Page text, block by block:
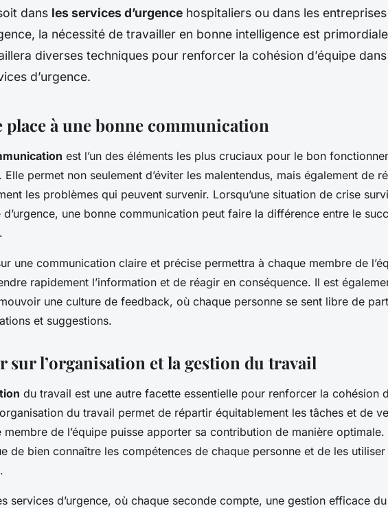
dans les services d’urgence hospitaliers ou dans les
la nécessité de travailler en bonne intelligence est
diverses techniques pour renforcer la cohésion d’équipe
d’urgence.
place à une bonne communication
est l’un des éléments les plus cruciaux pour le bon
Elle permet non seulement d’éviter les malentendus, mais également de
les problèmes qui peuvent survenir. Lorsqu’une situation de crise
d’urgence, une bonne communication peut faire la différence entre le
une communication claire et précise permettra à chaque membre de
rapidement l’information et de réagir en conséquence. Il est
une culture de feedback, où chaque personne se sent libre de
et suggestions.
sur l’organisation et la gestion du travail
du travail est une autre facette essentielle pour renforcer la cohésion
du travail permet de répartir équitablement les tâches et de
membre de l’équipe puisse apporter sa contribution de manière optimale.
de bien connaître les compétences de chaque personne et de les
services d’urgence, où chaque seconde compte, une gestion efficace